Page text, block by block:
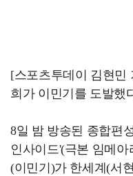
[스포츠투데이 김현민
희가 이민기를 도발했
8일 밤 방송된 종합편
인사이드'(극본 임메아
(이민기)가 한세계(서